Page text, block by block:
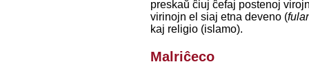
preskaŭ ĉiuj ĉefaj postenoj
virinojn el siaj etna deveno (
kaj religio (islamo).
Malriĉeco